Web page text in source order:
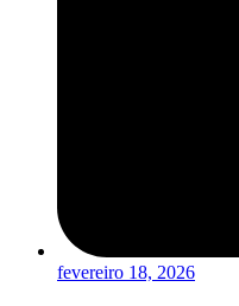
fevereiro 18, 2026